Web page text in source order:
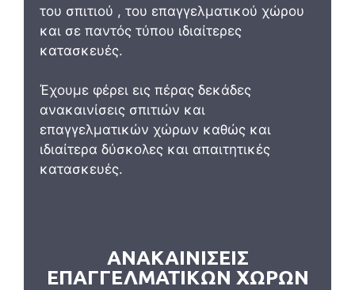
του σπιτιού , του επαγγελματικού χώρου
και σε παντός τύπου ιδιαίτερες
κατασκευές.
Έχουμε φέρει εις πέρας δεκάδες
ανακαινίσεις σπιτιών και
επαγγελματικών χώρων καθώς και
ιδιαίτερα δύσκολες και απαιτητικές
κατασκευές.
ΑΝΑΚΑΙΝΙΣΕΙΣ
ΕΠΑΓΓΕΛΜΑΤΙΚΩΝ ΧΩΡΩΝ